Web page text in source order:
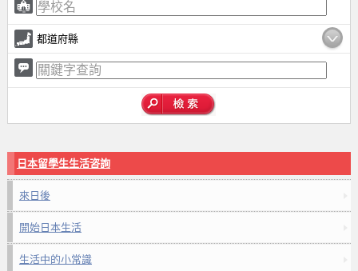
都道府縣
日本留學生生活咨詢
來日後
開始日本生活
生活中的小常識